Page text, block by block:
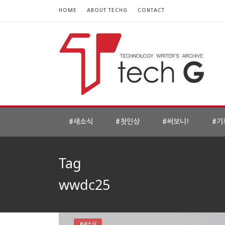
HOME ABOUT TECHG CONTACT
#새소식 #첫인상 #써보니! #기
Tag
wwdc25